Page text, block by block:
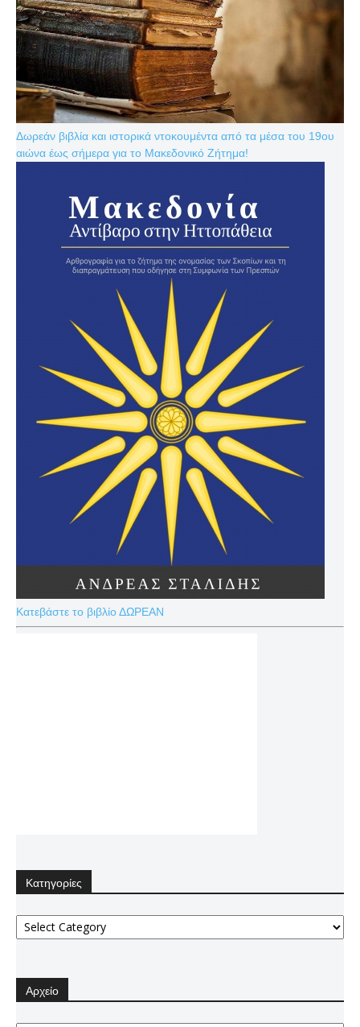
Δωρεάν βιβλία και ιστορικά ντοκουμέντα από τα μέσα του 19ου
αιώνα έως σήμερα για το Μακεδονικό Ζήτημα!
Κατεβάστε το βιβλίο ΔΩΡΕΑΝ
Κατηγορίες
Κατηγορίες
Αρχείο
Αρχείο